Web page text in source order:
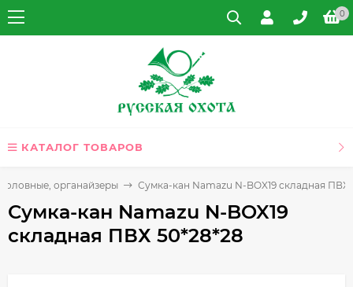
0
КАТАЛОГ ТОВАРОВ
органайзеры Сумка-кан Namazu N-BOX19 складная ПВХ
Сумка-кан Namazu N-BOX19
складная ПВХ 50*28*28